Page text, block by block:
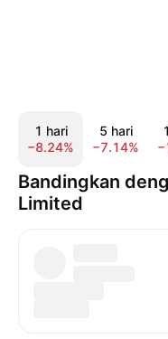
1 hari
−8.24%
5 hari
−7.14%
Bandingkan
Limited